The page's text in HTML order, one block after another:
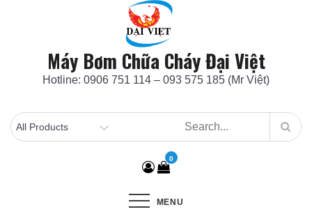
Máy Bơm Chữa Cháy Đại Việt
Hotline: 0906 751 114 – 093 575 185 (Mr Việt)
0
MENU